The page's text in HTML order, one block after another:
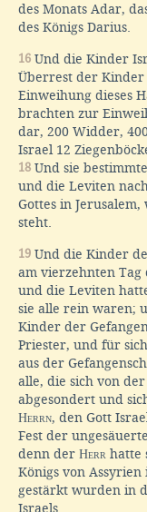
des Monats Adar,
des Königs Darius.
16 Und die Kinder
Überrest der Kinder
Einweihung dieses
brachten zur
dar, 200 Widder,
Israel 12
18 Und sie
und die Leviten
Gottes in Jerusalem,
steht.
19 Und die Kinder
am vierzehnten Tag
und die Leviten
sie alle rein waren;
Kinder der
Priester, und für sich
aus der
alle, die sich von
abgesondert und
Herrn, den Gott
Fest der
denn der Herr hatte
Königs von
gestärkt wurden in
Israels.